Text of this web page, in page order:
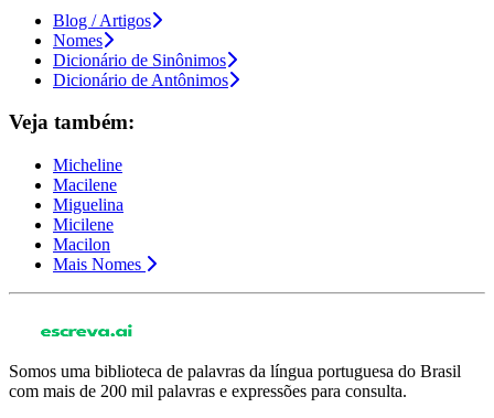
Blog / Artigos
Nomes
Dicionário de Sinônimos
Dicionário de Antônimos
Veja também:
Micheline
Macilene
Miguelina
Micilene
Macilon
Mais Nomes
Somos uma biblioteca de palavras da língua portuguesa do Brasil
com mais de 200 mil palavras e expressões para consulta.